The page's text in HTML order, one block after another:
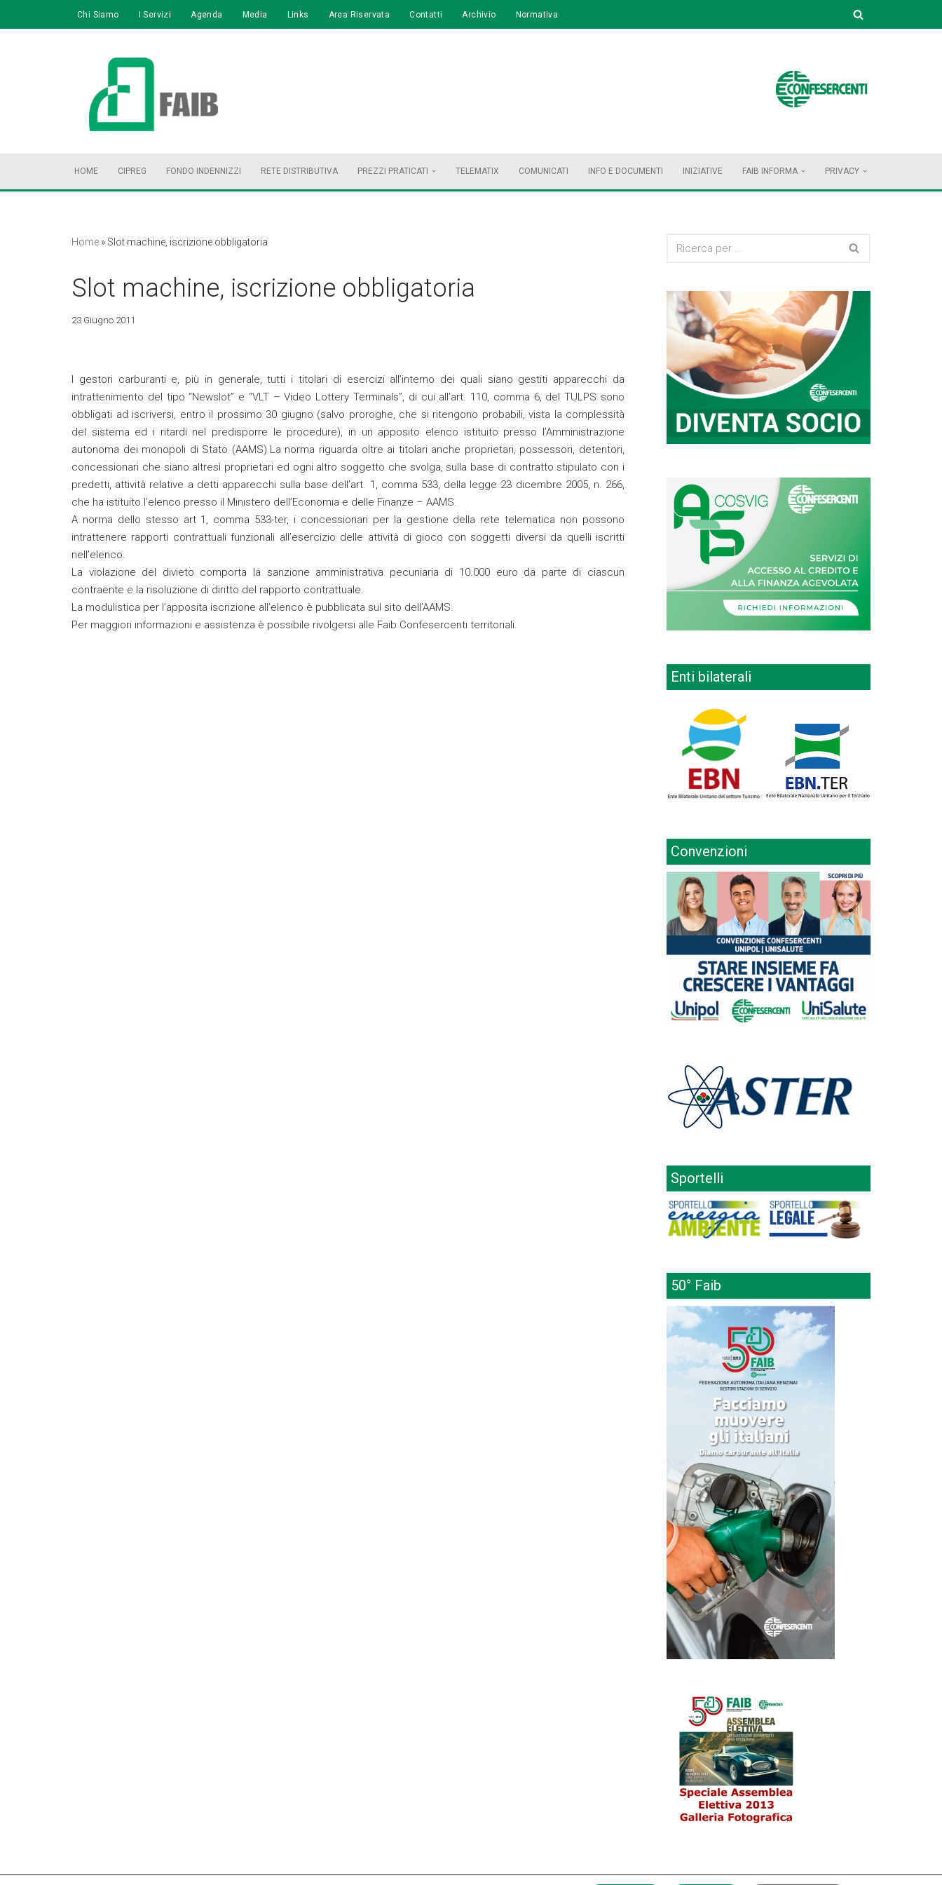
Chi Siamo I Servizi Agenda Media Links Area Riservata Contatti Archivio Normativa
HOME CIPREG FONDO INDENNIZZI RETE DISTRIBUTIVA PREZZI PRATICATI TELEMATIX COMUNICATI INFO E DOCUMENTI INIZIATIVE FAIB INFORMA PRIVACY
Home » Slot machine, iscrizione obbligatoria
Slot machine, iscrizione obbligatoria
23 Giugno 2011
I gestori carburanti e, più in generale, tutti i titolari di esercizi all’interno dei quali siano gestiti apparecchi da
intrattenimento del tipo “Newslot” e “VLT – Video Lottery Terminals”, di cui all’art. 110, comma 6, del TULPS sono
obbligati ad iscriversi, entro il prossimo 30 giugno (salvo proroghe, che si ritengono probabili, vista la complessità
del sistema ed i ritardi nel predisporre le procedure), in un apposito elenco istituito presso l’Amministrazione
autonoma dei monopoli di Stato (AAMS).La norma riguarda oltre ai titolari anche proprietari, possessori, detentori,
concessionari che siano altresì proprietari ed ogni altro soggetto che svolga, sulla base di contratto stipulato con i
predetti, attività relative a detti apparecchi sulla base dell’art. 1, comma 533, della legge 23 dicembre 2005, n. 266,
che ha istituito l’elenco presso il Ministero dell’Economia e delle Finanze – AAMS.
A norma dello stesso art 1, comma 533-ter, i concessionari per la gestione della rete telematica non possono
intrattenere rapporti contrattuali funzionali all’esercizio delle attività di gioco con soggetti diversi da quelli iscritti
nell’elenco.
La violazione del divieto comporta la sanzione amministrativa pecuniaria di 10.000 euro da parte di ciascun
contraente e la risoluzione di diritto del rapporto contrattuale.
La modulistica per l’apposita iscrizione all’elenco è pubblicata sul sito dell’AAMS.
Per maggiori informazioni e assistenza è possibile rivolgersi alle Faib Confesercenti territoriali.
Enti bilaterali
Convenzioni
Sportelli
50° Faib